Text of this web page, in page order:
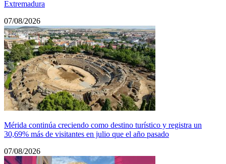
Extremadura
07/08/2026
Mérida continúa creciendo como destino turístico y registra un
30,69% más de visitantes en julio que el año pasado
07/08/2026